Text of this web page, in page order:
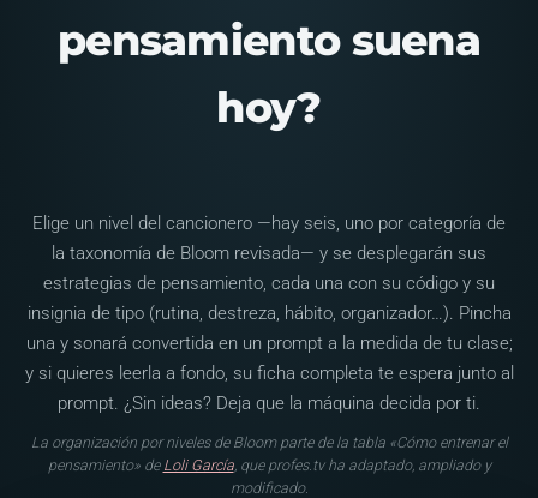
pensamiento suena
hoy?
Elige un nivel del cancionero —hay seis, uno por categoría de
la taxonomía de Bloom revisada— y se desplegarán sus
estrategias de pensamiento, cada una con su código y su
insignia de tipo (rutina, destreza, hábito, organizador…). Pincha
una y sonará convertida en un prompt a la medida de tu clase;
y si quieres leerla a fondo, su ficha completa te espera junto al
prompt. ¿Sin ideas? Deja que la máquina decida por ti.
La organización por niveles de Bloom parte de la tabla «Cómo entrenar el
pensamiento» de Loli García, que profes.tv ha adaptado, ampliado y
modificado.